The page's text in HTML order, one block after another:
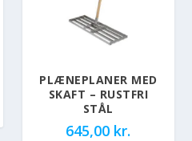
PLÆNEPLANER MED
SKAFT – RUSTFRI
STÅL
645,00 kr.